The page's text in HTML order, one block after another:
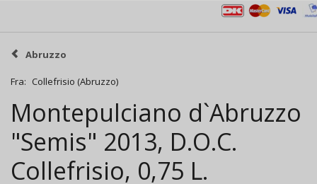
Abruzzo
Fra: Collefrisio (Abruzzo)
Montepulciano d`Abruzzo
"Semis" 2013, D.O.C.
Collefrisio, 0,75 L.